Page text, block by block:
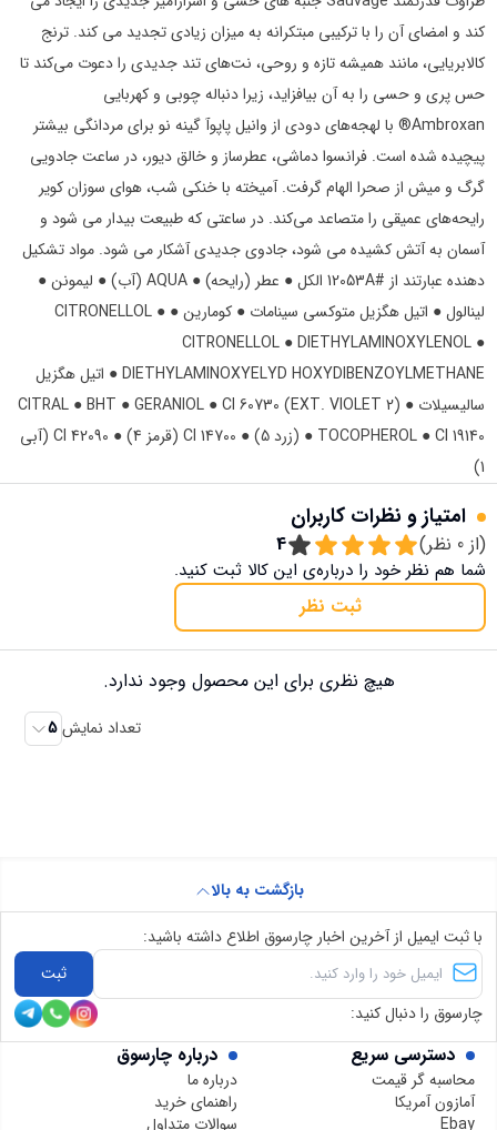
کند و امضای آن را با ترکیبی مبتکرانه به میزان زیادی تجدید می کند. ترنج
کالابریایی، مانند همیشه تازه و روحی، نت‌های تند جدیدی را دعوت می‌کند تا
حس پری و حسی را به آن بیافزاید، زیرا دنباله چوبی و کهربایی
Ambroxan® با لهجه‌های دودی از وانیل پاپوآ گینه نو برای مردانگی بیشتر
پیچیده شده است. فرانسوا دماشی، عطرساز و خالق دیور، در ساعت جادویی
گرگ و میش از صحرا الهام گرفت. آمیخته با خنکی شب، هوای سوزان کویر
رایحه‌های عمیقی را متصاعد می‌کند. در ساعتی که طبیعت بیدار می شود و
آسمان به آتش کشیده می شود، جادوی جدیدی آشکار می شود. مواد تشکیل
دهنده عبارتند از #12053A الکل ● عطر (رایحه) ● AQUA (آب) ● لیمونن ●
لینالول ● اتیل هگزیل متوکسی سینامات ● کومارین ● CITRONELLOL ●
CITRONELLOL ● DIETHYLAMINOXYLENOL ●
DIETHYLAMINOXYELYD HOXYDIBENZOYLMETHANE ● اتیل هگزیل
سالیسیلات ● CITRAL ● BHT ● GERANIOL ● CI 60730 (EXT. VIOLET 2)
● TOCOPHEROL ● CI 19140 (زرد 5) ● CI 14700 (قرمز 4) ● CI 42090 (آبی
1)
امتیاز و نظرات کاربران
(از 0 نظر) 4
شما هم نظر خود را درباره‌ی این کالا ثبت کنید.
ثبت نظر
هیچ نظری برای این محصول وجود ندارد.
تعداد نمایش 5
دسترسی سریع
محاسبه گر قیمت
آمازون آمریکا
Ebay
درباره چارسوق
درباره ما
راهنمای خرید
سوالات متداول
بازگشت به بالا
با ثبت ایمیل از آخرین اخبار چارسوق اطلاع داشته باشید:
ثبت
چارسوق را دنبال کنید: